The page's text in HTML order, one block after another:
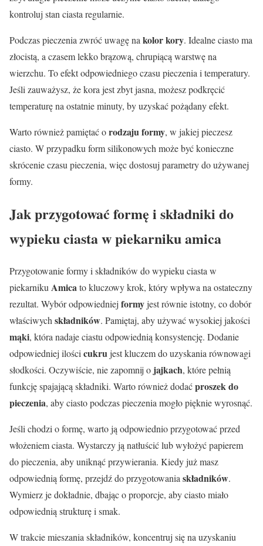
kontroluj stan ciasta regularnie.
Podczas pieczenia zwróć uwagę na kolor kory. Idealne ciasto ma
złocistą, a czasem lekko brązową, chrupiącą warstwę na
wierzchu. To efekt odpowiedniego czasu pieczenia i temperatury.
Jeśli zauważysz, że kora jest zbyt jasna, możesz podkręcić
temperaturę na ostatnie minuty, by uzyskać pożądany efekt.
Warto również pamiętać orodzaju formy, w jakiej pieczesz
ciasto. W przypadku form silikonowych może być konieczne
skrócenie czasu pieczenia, więc dostosuj parametry do używanej
formy.
Jak przygotować formę i składniki do
wypieku ciasta w piekarniku amica
Przygotowanie formy i składników do wypieku ciasta w
piekarniku Amicato kluczowy krok, który wpływa na ostateczny
rezultat. Wybór odpowiedniej formyjest równie istotny, co dobór
właściwych składników. Pamiętaj, aby używać wysokiej jakości
mąki, która nadaje ciastu odpowiednią konsystencję. Dodanie
odpowiedniej ilości cukrujest kluczem do uzyskania równowagi
słodkości. Oczywiście, nie zapomnij o jajkach, które pełnią
funkcję spajającą składniki. Warto również dodaćproszek do
pieczenia, aby ciasto podczas pieczenia mogło pięknie wyrosnąć.
Jeśli chodzi o formę, warto ją odpowiednio przygotować przed
włożeniem ciasta. Wystarczy ją natłuścić lub wyłożyć papierem
do pieczenia, aby uniknąć przywierania. Kiedy już masz
odpowiednią formę, przejdź do przygotowania składników.
Wymierz je dokładnie, dbając o proporcje, aby ciasto miało
odpowiednią strukturę i smak.
W trakcie mieszania składników, koncentruj się na uzyskaniu